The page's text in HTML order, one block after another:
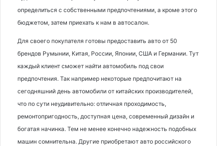
определиться с собственными предпочтениями, а кроме этого
бюджетом, затем приехать к нам в автосалон.
Для своего покупателя готовы предоставить авто от 50
брендов Румынии, Китая, России, Японии, США и Германии. Тут
каждый клиент сможет найти автомобиль под свои
предпочтения. Так например некоторые предпочитают на
сегодняшний день автомобили от китайских производителей,
что по сути неудивительно: отличная проходимость,
ремонтопригодность, доступная цена, современный дизайн и
богатая начинка. Тем не менее конечно надежность подобных
машин сомнительна. Другие приобретают авто российского